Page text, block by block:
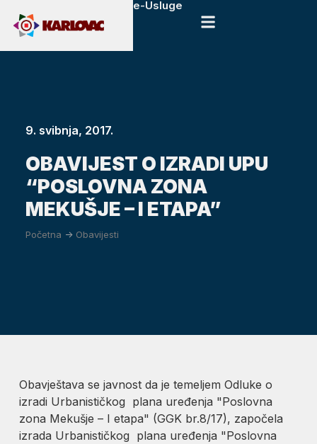
e-Usluge
9. svibnja, 2017.
​OBAVIJEST O IZRADI UPU
“POSLOVNA ZONA
MEKUŠJE – I ETAPA”
Početna -> Obavijesti
Obavještava se javnost da je temeljem Odluke o
izradi Urbanističkog plana uređenja "Poslovna
zona Mekušje – I etapa" (GGK br.8/17), započela
izrada Urbanističkog plana uređenja "Poslovna